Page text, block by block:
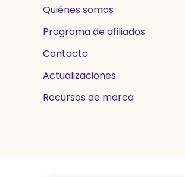
Quiénes somos
Programa de afiliados
Contacto
Actualizaciones
Recursos de marca